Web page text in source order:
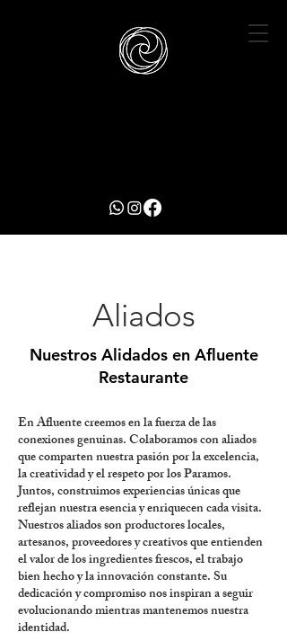
Aliados
Nuestros Alidados en Afluente
Restaurante
En Afluente creemos en la fuerza de las
conexiones genuinas. Colaboramos con aliados
que comparten nuestra pasión por la excelencia,
la creatividad y el respeto por los Paramos.
Juntos, construimos experiencias únicas que
reflejan nuestra esencia y enriquecen cada visita.
Nuestros aliados son productores locales,
artesanos, proveedores y creativos que entienden
el valor de los ingredientes frescos, el trabajo
bien hecho y la innovación constante. Su
dedicación y compromiso nos inspiran a seguir
evolucionando mientras mantenemos nuestra
identidad.